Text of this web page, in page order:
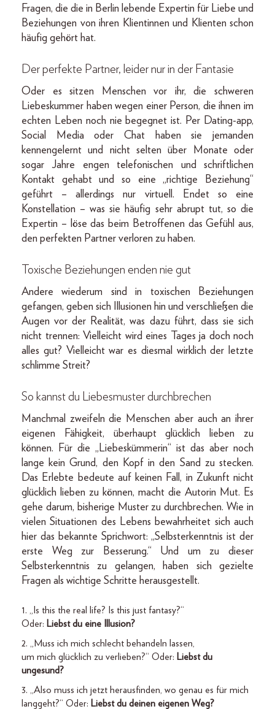
Fragen, die die in Berlin lebende Expertin für Liebe und
Beziehungen von ihren Klientinnen und Klienten schon
häufig gehört hat.
Der perfekte Partner, leider nur in der Fantasie
Oder es sitzen Menschen vor ihr, die schweren
Liebeskummer haben wegen einer Person, die ihnen im
echten Leben noch nie begegnet ist. Per Dating-app,
Social Media oder Chat haben sie jemanden
kennengelernt und nicht selten über Monate oder
sogar Jahre engen telefonischen und schriftlichen
Kontakt gehabt und so eine „richtige Beziehung“
geführt – allerdings nur virtuell. Endet so eine
Konstellation – was sie häufig sehr abrupt tut, so die
Expertin – löse das beim Betroffenen das Gefühl aus,
den perfekten Partner verloren zu haben.
Toxische Beziehungen enden nie gut
Andere wiederum sind in toxischen Beziehungen
gefangen, geben sich Illusionen hin und verschließen die
Augen vor der Realität, was dazu führt, dass sie sich
nicht trennen: Vielleicht wird eines Tages ja doch noch
alles gut? Vielleicht war es diesmal wirklich der letzte
schlimme Streit?
So kannst du Liebesmuster durchbrechen
Manchmal zweifeln die Menschen aber auch an ihrer
eigenen Fähigkeit, überhaupt glücklich lieben zu
können. Für die „Liebeskümmerin“ ist das aber noch
lange kein Grund, den Kopf in den Sand zu stecken.
Das Erlebte bedeute auf keinen Fall, in Zukunft nicht
glücklich lieben zu können, macht die Autorin Mut. Es
gehe darum, bisherige Muster zu durchbrechen. Wie in
vielen Situationen des Lebens bewahrheitet sich auch
hier das bekannte Sprichwort: „Selbsterkenntnis ist der
erste Weg zur Besserung.“ Und um zu dieser
Selbsterkenntnis zu gelangen, haben sich gezielte
Fragen als wichtige Schritte herausgestellt.
1. „Is this the real life? Is this just fantasy?“
Oder: Liebst du eine Illusion?
2. „Muss ich mich schlecht behandeln lassen,
um mich glücklich zu verlieben?“ Oder: Liebst du
ungesund?
3. „Also muss ich jetzt herausfinden, wo genau es für mich
langgeht?“ Oder: Liebst du deinen eigenen Weg?